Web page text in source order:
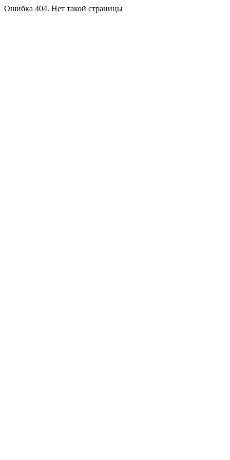
Ошибка 404. Нет такой страницы